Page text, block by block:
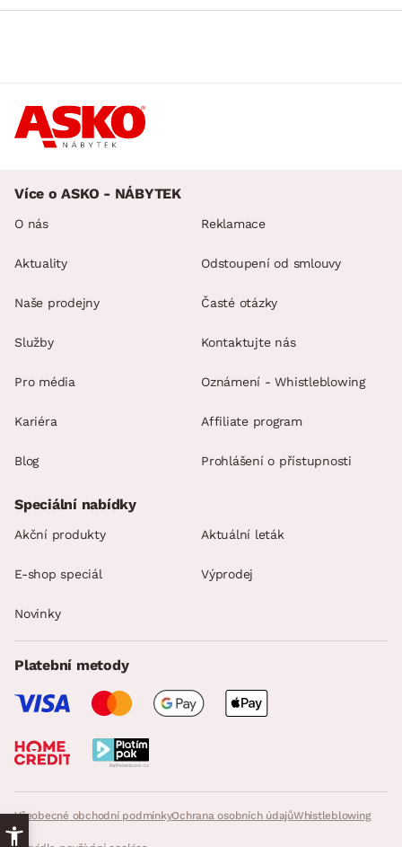
Více o ASKO - NÁBYTEK
O nás
Aktuality
Naše prodejny
Služby
Pro média
Kariéra
Blog
Reklamace
Odstoupení od smlouvy
Časté otázky
Kontaktujte nás
Oznámení - Whistleblowing
Affiliate program
Prohlášení o přístupnosti
Všeobecné obchodní podmínkyOchrana osobních údajůWhistleblowing
Speciální nabídky
Akční produkty Aktuální leták
E-shop speciál Výprodej
Novinky
Platební metody